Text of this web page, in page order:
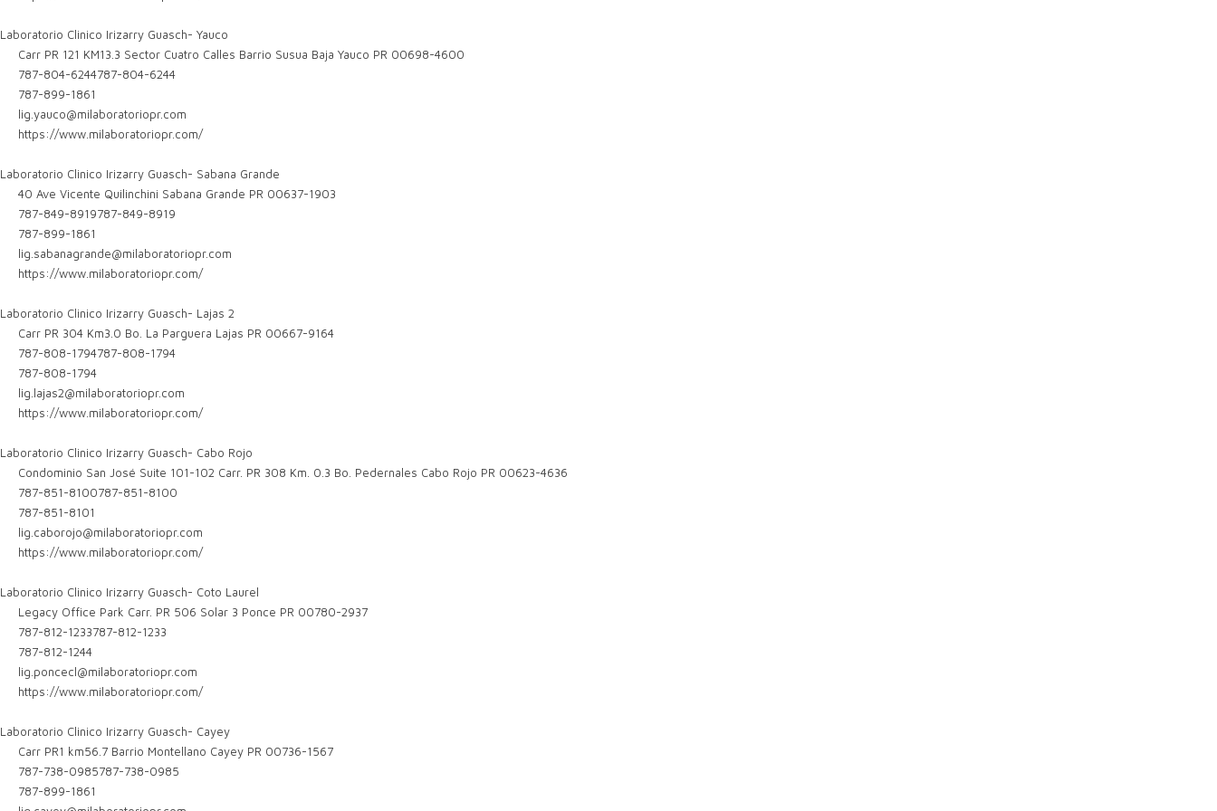
Laboratorio Clinico Irizarry Guasch- Yauco
Carr PR 121 KM13.3 Sector Cuatro Calles Barrio Susua Baja Yauco PR 00698-4600
787-804-6244787-804-6244
787-899-1861
lig.yauco@milaboratoriopr.com
https://www.milaboratoriopr.com/
Laboratorio Clinico Irizarry Guasch- Sabana Grande
40 Ave Vicente Quilinchini Sabana Grande PR 00637-1903
787-849-8919787-849-8919
787-899-1861
lig.sabanagrande@milaboratoriopr.com
https://www.milaboratoriopr.com/
Laboratorio Clinico Irizarry Guasch- Lajas 2
Carr PR 304 Km3.0 Bo. La Parguera Lajas PR 00667-9164
787-808-1794787-808-1794
787-808-1794
lig.lajas2@milaboratoriopr.com
https://www.milaboratoriopr.com/
Laboratorio Clinico Irizarry Guasch- Cabo Rojo
Condominio San José Suite 101-102 Carr. PR 308 Km. 0.3 Bo. Pedernales Cabo Rojo PR 00623-4636
787-851-8100787-851-8100
787-851-8101
lig.caborojo@milaboratoriopr.com
https://www.milaboratoriopr.com/
Laboratorio Clinico Irizarry Guasch- Coto Laurel
Legacy Office Park Carr. PR 506 Solar 3 Ponce PR 00780-2937
787-812-1233787-812-1233
787-812-1244
lig.poncecl@milaboratoriopr.com
https://www.milaboratoriopr.com/
Laboratorio Clinico Irizarry Guasch- Cayey
Carr PR1 km56.7 Barrio Montellano Cayey PR 00736-1567
787-738-0985787-738-0985
787-899-1861